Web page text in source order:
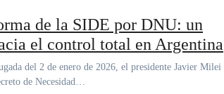
de la SIDE por DNU: un
el control total en Argentina
de Necesidad…